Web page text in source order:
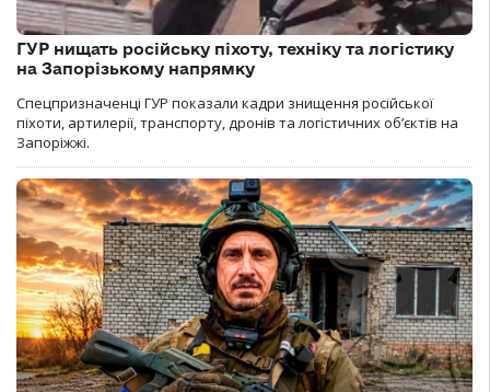
ГУР нищать російську піхоту, техніку та логістику
на Запорізькому напрямку
Спецпризначенці ГУР показали кадри знищення російської
піхоти, артилерії, транспорту, дронів та логістичних об’єктів на
Запоріжжі.